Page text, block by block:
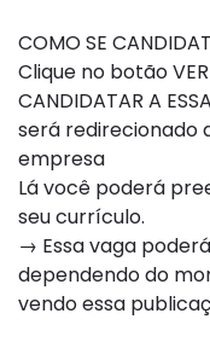
COMO SE
Clique no botão
CANDIDATAR A
será redirecionado
empresa
Lá você poderá
seu currículo.
→ Essa vaga
dependendo do
vendo essa